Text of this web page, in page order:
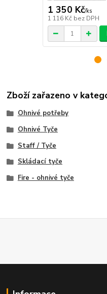
1 350 Kč/ks
1 116 Kč bez DPH
Zboží zařazeno v
Ohnivé potřeby
Ohnivé Tyče
Staff / Tyče
Skládací tyče
Fire - ohnivé tyče